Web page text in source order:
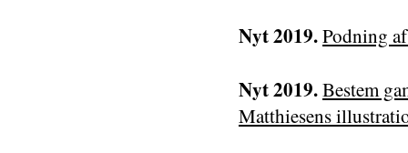
Nyt 2019.Podning
Nyt 2019.Bestem
Matthiesens